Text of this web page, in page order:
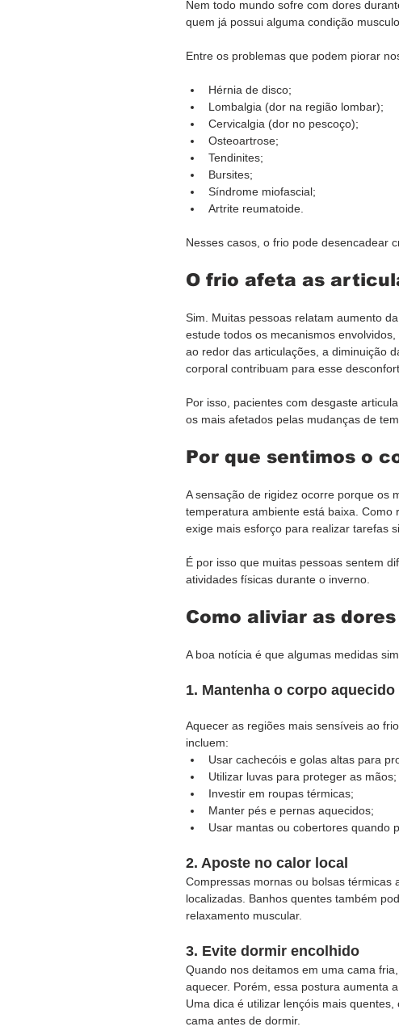
Nem todo mundo sofre com dores
quem já possui alguma condição
Entre os problemas que podem piorar
Hérnia de disco;
Lombalgia (dor na região lombar);
Cervicalgia (dor no pescoço);
Osteoartrose;
Tendinites;
Bursites;
Síndrome miofascial;
Artrite reumatoide.
Nesses casos, o frio pode desencadear
O frio afeta as
Sim. Muitas pessoas relatam aumento
estude todos os mecanismos
ao redor das articulações, a diminuição
corporal contribuam para esse
Por isso, pacientes com desgaste
os mais afetados pelas mudanças de
Por que sentimos o
A sensação de rigidez ocorre porque os
temperatura ambiente está baixa.
exige mais esforço para realizar tarefas
É por isso que muitas pessoas sentem
atividades físicas durante o inverno.
Como aliviar as
A boa notícia é que algumas medidas
1. Mantenha o corpo aquecido
Aquecer as regiões mais sensíveis ao
incluem:
Usar cachecóis e golas altas para
Utilizar luvas para proteger as mãos;
Investir em roupas térmicas;
Manter pés e pernas aquecidos;
Usar mantas ou cobertores quando
2. Aposte no calor local
Compressas mornas ou bolsas térmicas
localizadas. Banhos quentes também
relaxamento muscular.
3. Evite dormir encolhido
Quando nos deitamos em uma cama
aquecer. Porém, essa postura aumenta
Uma dica é utilizar lençóis mais
cama antes de dormir.